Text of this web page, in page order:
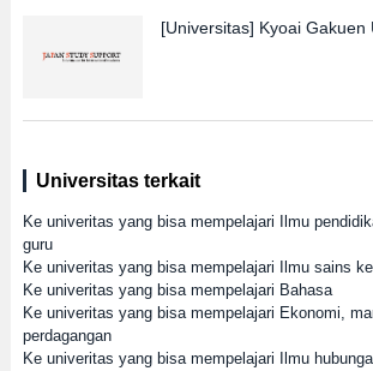
[Universitas] Kyoai Gakuen
Universitas terkait
Ke univeritas yang bisa mempelajari Ilmu
guru
Ke univeritas yang bisa mempelajari Ilmu sains
Ke univeritas yang bisa mempelajari Bahasa
Ke univeritas yang bisa mempelajari Ekonomi,
perdagangan
Ke univeritas yang bisa mempelajari Ilmu